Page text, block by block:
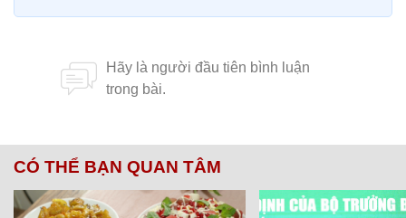
CÓ THỂ BẠN QUAN TÂM